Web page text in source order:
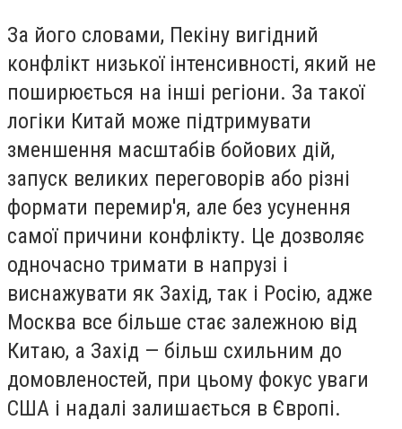
За його словами, Пекіну вигідний
конфлікт низької інтенсивності, який не
поширюється на інші регіони. За такої
логіки Китай може підтримувати
зменшення масштабів бойових дій,
запуск великих переговорів або різні
формати перемир'я, але без усунення
самої причини конфлікту. Це дозволяє
одночасно тримати в напрузі і
виснажувати як Захід, так і Росію, адже
Москва все більше стає залежною від
Китаю, а Захід — більш схильним до
домовленостей, при цьому фокус уваги
США і надалі залишається в Європі.